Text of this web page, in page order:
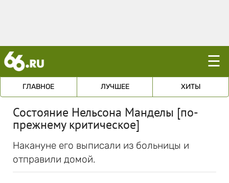
☰
ГЛАВНОЕ ЛУЧШЕЕ ХИТЫ
Состояние Нельсона Манделы [по-
прежнему критическое]
Накануне его выписали из больницы и
отправили домой.